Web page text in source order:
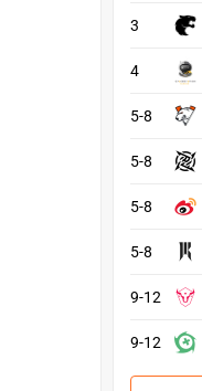
3
4
5-8
5-8
5-8
5-8
9-12
9-12